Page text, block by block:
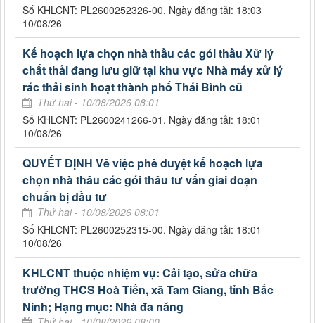
Số KHLCNT: PL2600252326-00. Ngày đăng tải: 18:03
10/08/26
Kế hoạch lựa chọn nhà thầu các gói thầu Xử lý
chất thải đang lưu giữ tại khu vực Nhà máy xử lý
rác thải sinh hoạt thành phố Thái Bình cũ
Thứ hai - 10/08/2026 08:01
Số KHLCNT: PL2600241266-01. Ngày đăng tải: 18:01
10/08/26
QUYẾT ĐỊNH Về việc phê duyệt kế hoạch lựa
chọn nhà thầu các gói thầu tư vấn giai đoạn
chuẩn bị đầu tư
Thứ hai - 10/08/2026 08:01
Số KHLCNT: PL2600252315-00. Ngày đăng tải: 18:01
10/08/26
KHLCNT thuộc nhiệm vụ: Cải tạo, sửa chữa
trường THCS Hoà Tiến, xã Tam Giang, tỉnh Bắc
Ninh; Hạng mục: Nhà đa năng